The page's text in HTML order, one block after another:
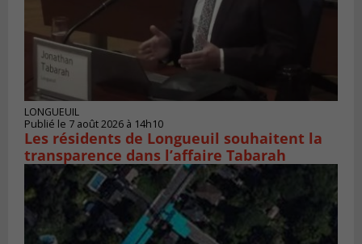
LONGUEUIL
Publié le 7 août 2026 à 14h10
Les résidents de Longueuil souhaitent la
transparence dans l’affaire Tabarah